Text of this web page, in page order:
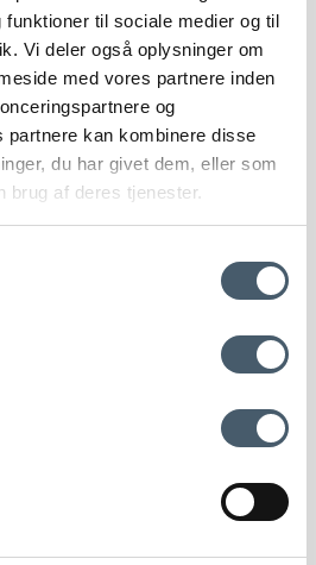
til sociale medier og til
Vi deler også oplysninger om
med vores partnere inden
og
partnere kan kombinere disse
du har givet dem, eller som
brug af deres tjenester.
Shipping